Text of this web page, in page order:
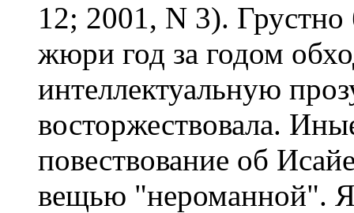
12; 2001, N 3). Грустно
жюри год за годом
интеллектуальную
восторжествовала.
повествование об
вещью "нероманной".